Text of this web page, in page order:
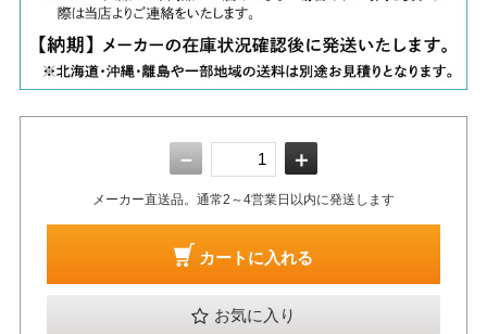
－ ＋
メーカー直送品。通常2～4営業日以内に発送します
カートに入れる
お気に入り